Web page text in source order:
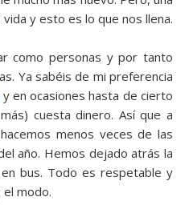
y esto es lo que nos llena.
como personas y por tanto
Ya sabéis de mi preferencia
y en ocasiones hasta de cierto
cuesta dinero. Así que a
menos veces de las
año. Hemos dejado atrás la
bus. Todo es respetable y
el modo.